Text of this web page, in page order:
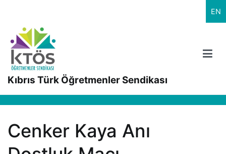
EN
Kıbrıs Türk Öğretmenler Sendikası
Cenker Kaya Anı